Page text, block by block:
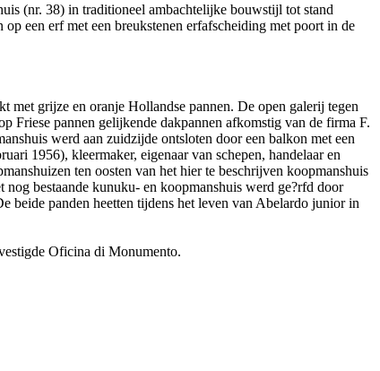
(nr. 38) in traditioneel ambachtelijke bouwstijl tot stand
een erf met een breukstenen erfafscheiding met poort in de
met grijze en oranje Hollandse pannen. De open galerij tegen
Friese pannen gelijkende dakpannen afkomstig van de firma F.
werd aan zuidzijde ontsloten door een balkon met een
1956), kleermaker, eigenaar van schepen, handelaar en
ten oosten van het hier te beschrijven koopmanshuis
bestaande kunuku- en koopmanshuis werd ge?rfd door
panden heetten tijdens het leven van Abelardo junior in
Oficina di Monumento.